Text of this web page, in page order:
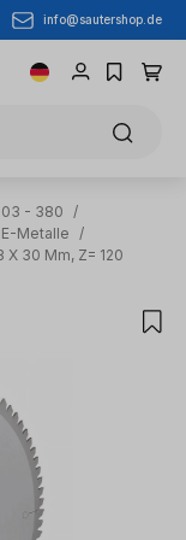
info@sautershop.de
- 380
/
Metalle
/
30 Mm, Z= 120